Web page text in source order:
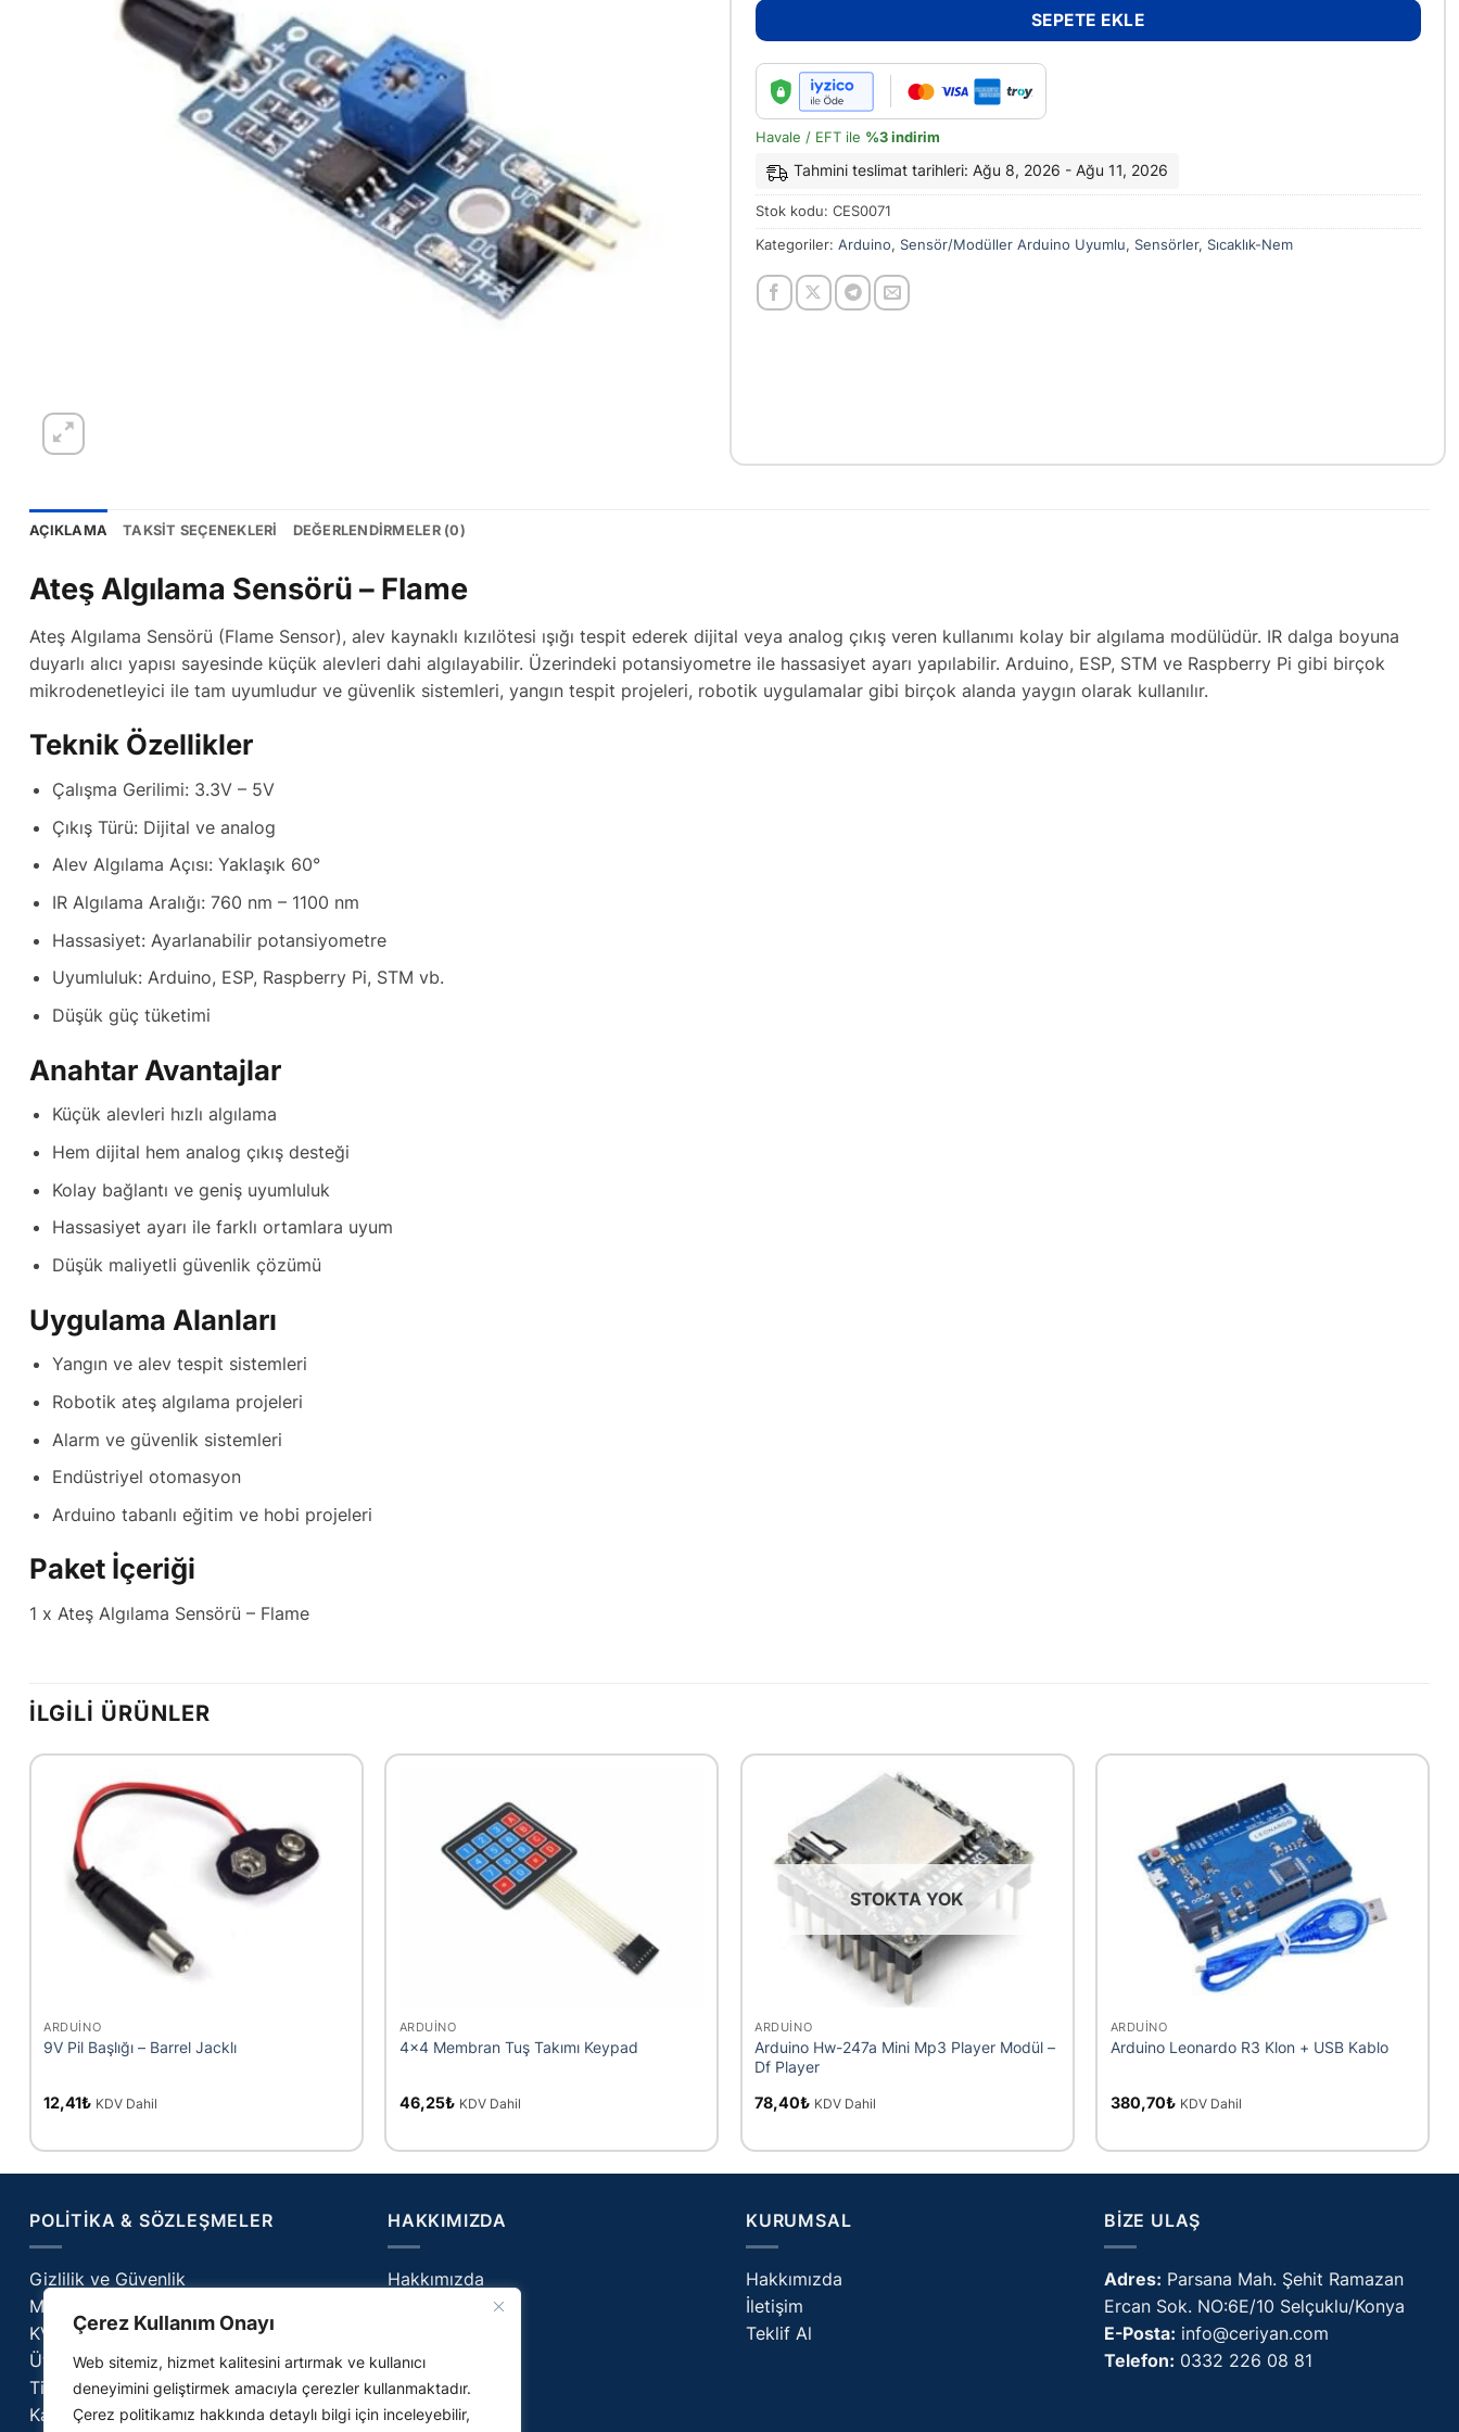
Çerez Kullanım Onayı
Web sitemiz, hizmet kalitesini artırmak ve kullanıcı
deneyimini geliştirmek amacıyla çerezler kullanmaktadır.
Çerez politikamız hakkında detaylı bilgi için inceleyebilir,
SEPETE EKLE
Havale / EFT ile %3 indirim
Tahmini teslimat tarihleri: Ağu 8, 2026 - Ağu 11, 2026
Stok kodu: CES0071
Kategoriler: Arduino, Sensör/Modüller Arduino Uyumlu, Sensörler, Sıcaklık-Nem
AÇIKLAMA TAKSIT SEÇENEKLERI DEĞERLENDIRMELER (0)
Ateş Algılama Sensörü – Flame
Ateş Algılama Sensörü (Flame Sensor), alev kaynaklı kızılötesi ışığı tespit ederek dijital veya analog çıkış veren kullanımı kolay bir algılama modülüdür. IR dalga boyuna
duyarlı alıcı yapısı sayesinde küçük alevleri dahi algılayabilir. Üzerindeki potansiyometre ile hassasiyet ayarı yapılabilir. Arduino, ESP, STM ve Raspberry Pi gibi birçok
mikrodenetleyici ile tam uyumludur ve güvenlik sistemleri, yangın tespit projeleri, robotik uygulamalar gibi birçok alanda yaygın olarak kullanılır.
Teknik Özellikler
Çalışma Gerilimi: 3.3V – 5V
Çıkış Türü: Dijital ve analog
Alev Algılama Açısı: Yaklaşık 60°
IR Algılama Aralığı: 760 nm – 1100 nm
Hassasiyet: Ayarlanabilir potansiyometre
Uyumluluk: Arduino, ESP, Raspberry Pi, STM vb.
Düşük güç tüketimi
Anahtar Avantajlar
Küçük alevleri hızlı algılama
Hem dijital hem analog çıkış desteği
Kolay bağlantı ve geniş uyumluluk
Hassasiyet ayarı ile farklı ortamlara uyum
Düşük maliyetli güvenlik çözümü
Uygulama Alanları
Yangın ve alev tespit sistemleri
Robotik ateş algılama projeleri
Alarm ve güvenlik sistemleri
Endüstriyel otomasyon
Arduino tabanlı eğitim ve hobi projeleri
Paket İçeriği
1 x Ateş Algılama Sensörü – Flame
İLGILI ÜRÜNLER
ARDUINO
9V Pil Başlığı – Barrel Jacklı
12,41₺ KDV Dahil
ARDUINO
4×4 Membran Tuş Takımı Keypad
46,25₺ KDV Dahil
STOKTA YOK
ARDUINO
Arduino Hw-247a Mini Mp3 Player Modül –
Df Player
78,40₺ KDV Dahil
ARDUINO
Arduino Leonardo R3 Klon + USB Kablo
380,70₺ KDV Dahil
POLITIKA & SÖZLEŞMELER
Gizlilik ve Güvenlik
Mesafeli Satış Sözleşmesi
KVKK Aydınlatma
Üyelik Sözleşmesi
Ticari İletişim İzni
Kargo & Teslimat Politikamız
HAKKIMIZDA
Hakkımızda
SSS
KURUMSAL
Hakkımızda
İletişim
Teklif Al
BIZE ULAŞ
Adres: Parsana Mah. Şehit Ramazan
Ercan Sok. NO:6E/10 Selçuklu/Konya
E-Posta: info@ceriyan.com
Telefon: 0332 226 08 81